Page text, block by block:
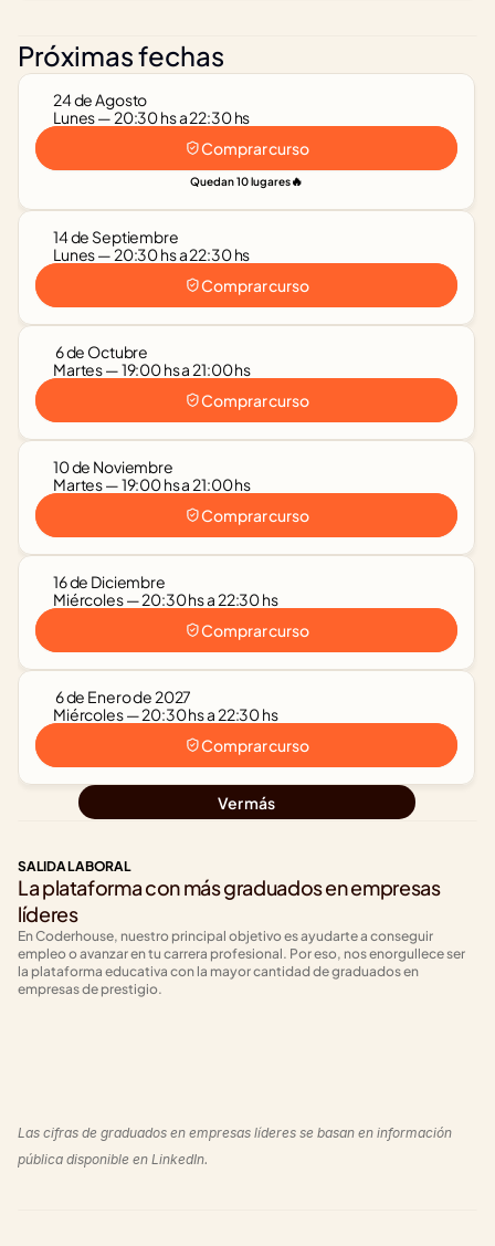
Próximas fechas
24 de Agosto
Lunes — 20:30 hs a 22:30 hs
Quedan 10 lugares🔥
Comprar curso
14 de Septiembre
Lunes — 20:30 hs a 22:30 hs
Comprar curso
6 de Octubre
Martes — 19:00 hs a 21:00 hs
Comprar curso
10 de Noviembre
Martes — 19:00 hs a 21:00 hs
Comprar curso
16 de Diciembre
Miércoles — 20:30 hs a 22:30 hs
Comprar curso
6 de Enero de 2027
Miércoles — 20:30 hs a 22:30 hs
Comprar curso
Ver más
SALIDA LABORAL
La plataforma con más graduados en empresas
líderes
En Coderhouse, nuestro principal objetivo es ayudarte a conseguir
empleo o avanzar en tu carrera profesional. Por eso, nos enorgullece ser
la plataforma educativa con la mayor cantidad de graduados en
empresas de prestigio.
Las cifras de graduados en empresas líderes se basan en información
pública disponible en LinkedIn.